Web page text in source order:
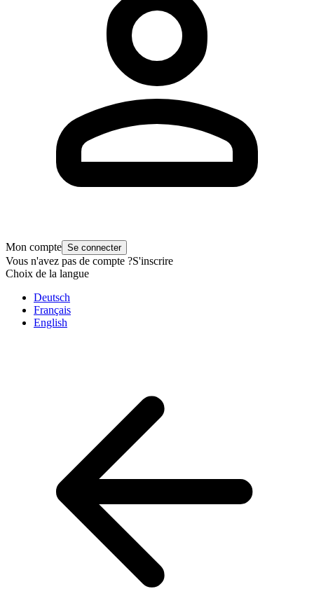
Mon compte Se connecter
Vous n'avez pas de compte ?S'inscrire
Choix de la langue
Deutsch
Français
English